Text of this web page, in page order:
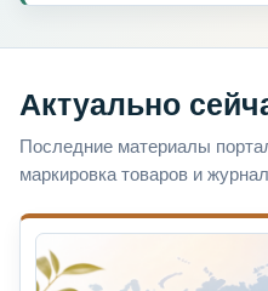
Актуально
Последние материалы
маркировка товаров и